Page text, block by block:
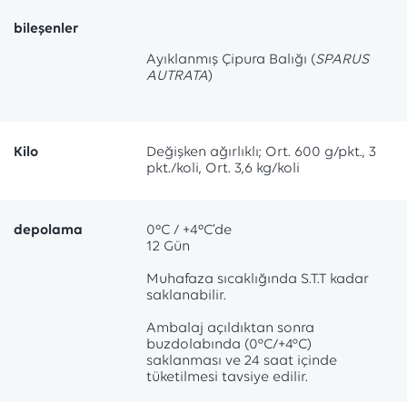
bileşenler
Ayıklanmış Çipura Balığı (SPARUS
AUTRATA)
Kilo
Değişken ağırlıklı; Ort. 600 g/pkt., 3
pkt./koli, Ort. 3,6 kg/koli
depolama
0ºC / +4ºC’de
12 Gün
Muhafaza sıcaklığında S.T.T kadar
saklanabilir.
Ambalaj açıldıktan sonra
buzdolabında (0°C/+4°C)
saklanması ve 24 saat içinde